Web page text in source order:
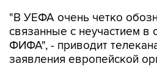
"В УЕФА очень четко
связанные с неучастием в
ФИФА", - приводит
заявления европейской